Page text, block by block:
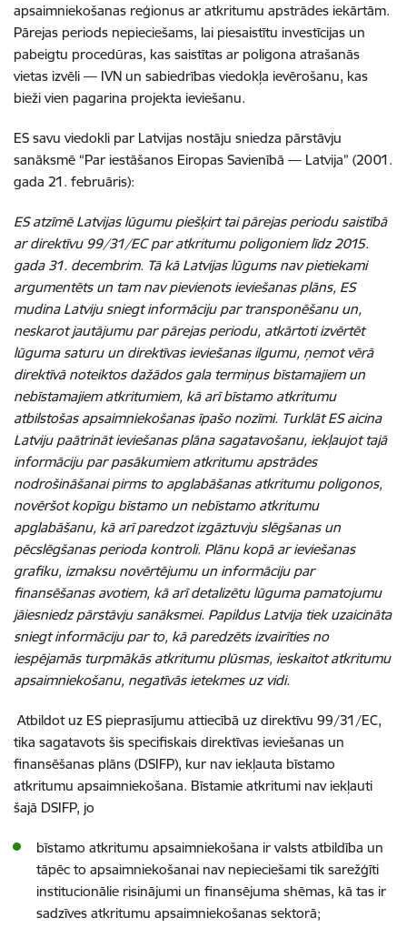
apsaimniekošanas reģionus ar atkritumu apstrādes iekārtām.
Pārejas periods nepieciešams, lai piesaistītu investīcijas un
pabeigtu procedūras, kas saistītas ar poligona atrašanās
vietas izvēli — IVN un sabiedrības viedokļa ievērošanu, kas
bieži vien pagarina projekta ieviešanu.
ES savu viedokli par Latvijas nostāju sniedza pārstāvju
sanāksmē “Par iestāšanos Eiropas Savienībā — Latvija” (2001.
gada 21. februāris):
ES atzīmē Latvijas lūgumu piešķirt tai pārejas periodu saistībā
ar direktīvu 99/31/EC par atkritumu poligoniem līdz 2015.
gada 31. decembrim. Tā kā Latvijas lūgums nav pietiekami
argumentēts un tam nav pievienots ieviešanas plāns, ES
mudina Latviju sniegt informāciju par transponēšanu un,
neskarot jautājumu par pārejas periodu, atkārtoti izvērtēt
lūguma saturu un direktīvas ieviešanas ilgumu, ņemot vērā
direktīvā noteiktos dažādos gala termiņus bīstamajiem un
nebīstamajiem atkritumiem, kā arī bīstamo atkritumu
atbilstošas apsaimniekošanas īpašo nozīmi. Turklāt ES aicina
Latviju paātrināt ieviešanas plāna sagatavošanu, iekļaujot tajā
informāciju par pasākumiem atkritumu apstrādes
nodrošināšanai pirms to apglabāšanas atkritumu poligonos,
novēršot kopīgu bīstamo un nebīstamo atkritumu
apglabāšanu, kā arī paredzot izgāztuvju slēgšanas un
pēcslēgšanas perioda kontroli. Plānu kopā ar ieviešanas
grafiku, izmaksu novērtējumu un informāciju par
finansēšanas avotiem, kā arī detalizētu lūguma pamatojumu
jāiesniedz pārstāvju sanāksmei. Papildus Latvija tiek uzaicināta
sniegt informāciju par to, kā paredzēts izvairīties no
iespējamās turpmākās atkritumu plūsmas, ieskaitot atkritumu
apsaimniekošanu, negatīvās ietekmes uz vidi.
Atbildot uz ES pieprasījumu attiecībā uz direktīvu 99/31/EC,
tika sagatavots šis specifiskais direktīvas ieviešanas un
finansēšanas plāns (DSIFP), kur nav iekļauta bīstamo
atkritumu apsaimniekošana. Bīstamie atkritumi nav iekļauti
šajā DSIFP, jo
bīstamo atkritumu apsaimniekošana ir valsts atbildība un
tāpēc to apsaimniekošanai nav nepieciešami tik sarežģīti
institucionālie risinājumi un finansējuma shēmas, kā tas ir
sadzīves atkritumu apsaimniekošanas sektorā;